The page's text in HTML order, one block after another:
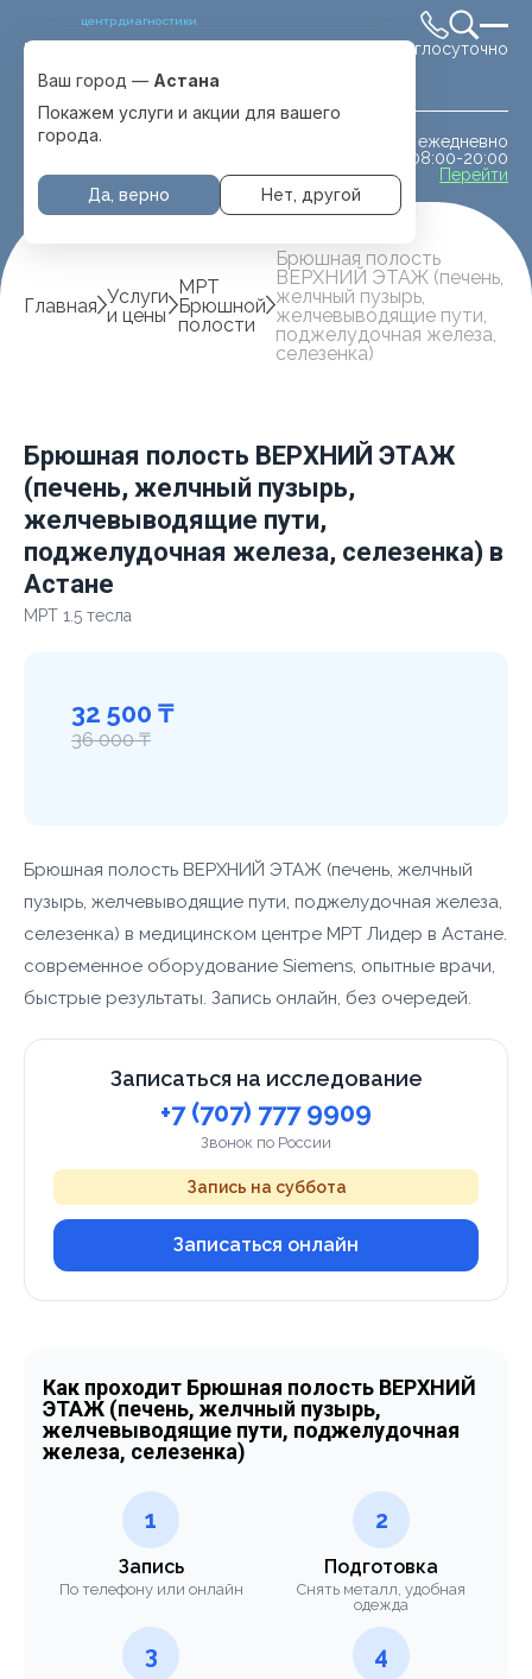
центр диагностики
Выбрать город
с. Отеген батыра
Круглосуточно
ежедневно
08:00-20:00
Перейти
Ваш город — Астана
Покажем услуги и акции для вашего
города.
Да, верно Нет, другой
Главная Услуги
и цены
МРТ
Брюшной
полости
Брюшная полость
ВЕРХНИЙ ЭТАЖ (печень,
желчный пузырь,
желчевыводящие пути,
поджелудочная железа,
селезенка)
Брюшная полость ВЕРХНИЙ ЭТАЖ
(печень, желчный пузырь,
желчевыводящие пути,
поджелудочная железа, селезенка) в
Астане
МРТ 1.5 тесла
32 500 ₸
36 000 ₸
Брюшная полость ВЕРХНИЙ ЭТАЖ (печень, желчный
пузырь, желчевыводящие пути, поджелудочная железа,
селезенка) в медицинском центре МРТ Лидер в Астане.
современное оборудование Siemens, опытные врачи,
быстрые результаты. Запись онлайн, без очередей.
Записаться на исследование
+7 (707) 777 9909
Звонок по России
Запись на суббота
Записаться онлайн
Как проходит Брюшная полость ВЕРХНИЙ
ЭТАЖ (печень, желчный пузырь,
желчевыводящие пути, поджелудочная
железа, селезенка)
1
Запись
По телефону или онлайн
2
Подготовка
Снять металл, удобная
одежда
3 4